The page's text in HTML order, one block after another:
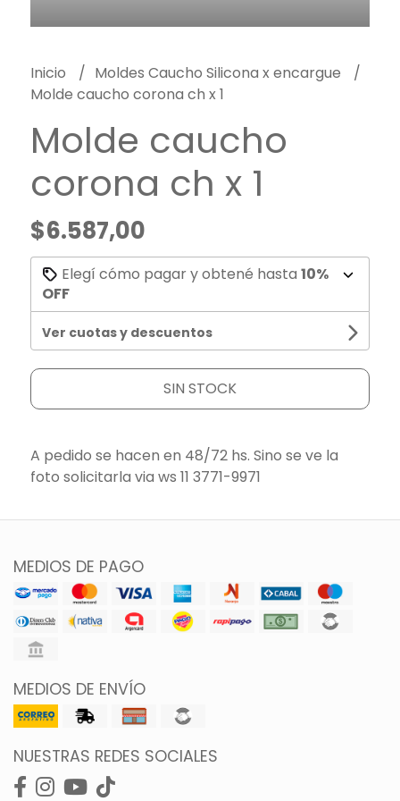
Inicio
Moldes Caucho Silicona x encargue
Molde caucho corona ch x 1
Molde caucho
corona ch x 1
$6.587,00
Elegí cómo pagar y obtené hasta 10%
OFF
Ver cuotas y descuentos
SIN STOCK
A pedido se hacen en 48/72 hs. Sino se ve la
foto solicitarla via ws 11 3771-9971
MEDIOS DE PAGO
MEDIOS DE ENVÍO
NUESTRAS REDES SOCIALES